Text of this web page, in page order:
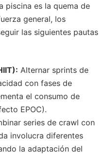
piscina es la quema de
general, los
las siguientes pautas
Alternar sprints de
con fases de
el consumo de
EPOC).
series de crawl con
involucra diferentes
la adaptación del